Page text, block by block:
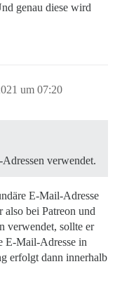
genau diese wird
um 07:20
verwendet.
E-Mail-Adresse
bei Patreon und
verwendet, sollte er
E-Mail-Adresse in
erfolgt dann innerhalb